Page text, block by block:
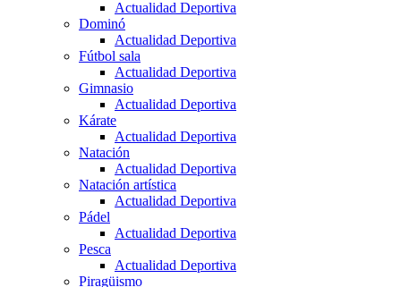
Actualidad Deportiva
Dominó
Actualidad Deportiva
Fútbol sala
Actualidad Deportiva
Gimnasio
Actualidad Deportiva
Kárate
Actualidad Deportiva
Natación
Actualidad Deportiva
Natación artística
Actualidad Deportiva
Pádel
Actualidad Deportiva
Pesca
Actualidad Deportiva
Piragüismo